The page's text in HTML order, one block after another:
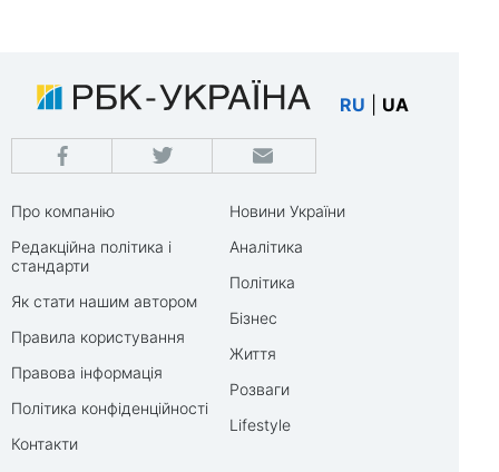
RU UA
Про компанію
Редакційна політика і
стандарти
Як стати нашим автором
Правила користування
Правова інформація
Політика конфіденційності
Контакти
Новини України
Аналітика
Політика
Бізнес
Життя
Розваги
Lifestyle